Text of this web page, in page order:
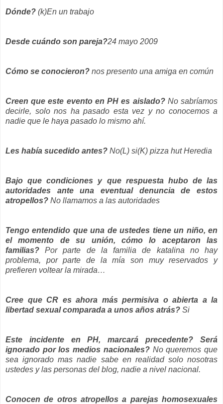
Dónde? (k)En un trabajo
Desde cuándo son pareja?24 mayo 2009
Cómo se conocieron? nos presento una amiga en común
Creen que este evento en PH es aislado?No sabríamos
decirle, solo nos ha pasado esta vez y no conocemos a
nadie que le haya pasado lo mismo ahí.
Les había sucedido antes? No(L) si(K) pizza hut Heredia
Bajo que condiciones y que respuesta hubo de las
autoridades ante una eventual denuncia de estos
atropellos? No llamamos a las autoridades
Tengo entendido que una de ustedes tiene un niño, en
el momento de su unión, cómo lo aceptaron las
familias? Por parte de la familia de katalina no hay
problema, por parte de la mía son muy reservados y
prefieren voltear la mirada…
Cree que CR es ahora más permisiva o abierta a la
libertad sexual comparada a unos años atrás? Si
Este incidente en PH, marcará precedente?
Será
ignorado por los medios nacionales?No queremos que
sea ignorado mas nadie sabe en realidad solo nosotras
ustedes y las personas del blog, nadie a nivel nacional.
Conocen de otros atropellos a parejas homosexuales